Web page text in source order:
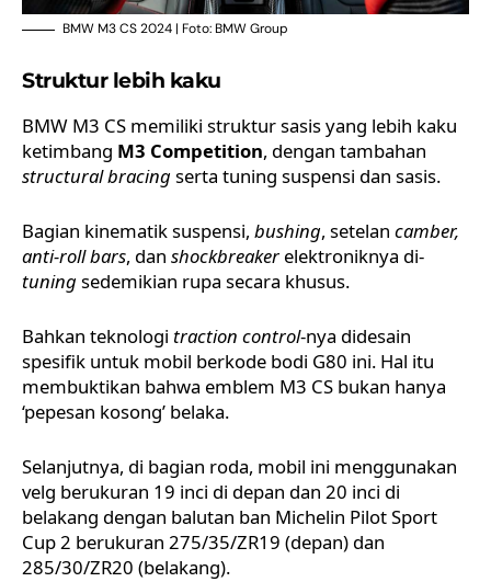
BMW M3 CS 2024 | Foto: BMW Group
Struktur lebih kaku
BMW M3 CS memiliki struktur sasis yang lebih kaku
ketimbang M3 Competition, dengan tambahan
structural bracing serta tuning suspensi dan sasis.
Bagian kinematik suspensi, bushing, setelan camber,
anti-roll bars, dan shockbreaker elektroniknya di-
tuning sedemikian rupa secara khusus.
Bahkan teknologi traction control-nya didesain
spesifik untuk mobil berkode bodi G80 ini. Hal itu
membuktikan bahwa emblem M3 CS bukan hanya
‘pepesan kosong’ belaka.
Selanjutnya, di bagian roda, mobil ini menggunakan
velg berukuran 19 inci di depan dan 20 inci di
belakang dengan balutan ban Michelin Pilot Sport
Cup 2 berukuran 275/35/ZR19 (depan) dan
285/30/ZR20 (belakang).